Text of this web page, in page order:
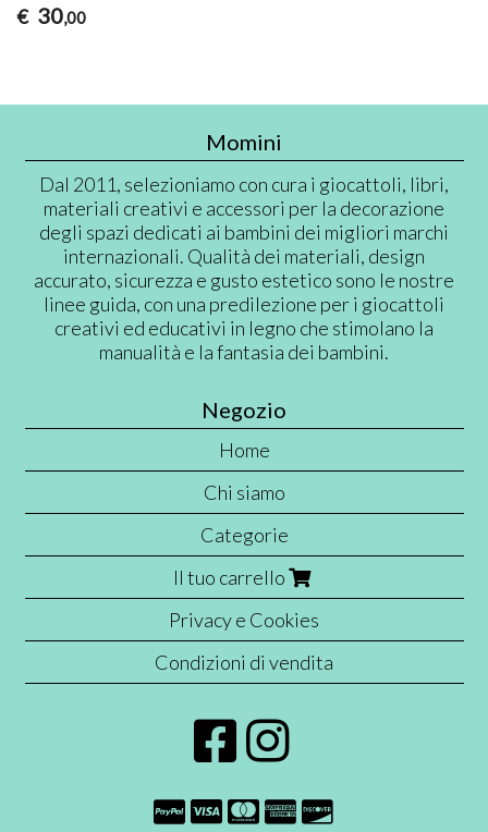
€ 30,00
Momini
Dal 2011, selezioniamo con cura i giocattoli, libri,
materiali creativi e accessori per la decorazione
degli spazi dedicati ai bambini dei migliori marchi
internazionali. Qualità dei materiali, design
accurato, sicurezza e gusto estetico sono le nostre
linee guida, con una predilezione per i giocattoli
creativi ed educativi in legno che stimolano la
manualità e la fantasia dei bambini.
Negozio
Home
Chi siamo
Categorie
Il tuo carrello
Privacy e Cookies
Condizioni di vendita